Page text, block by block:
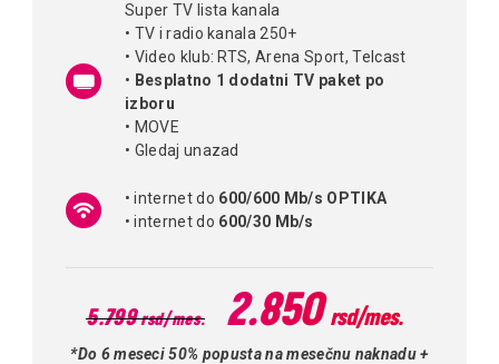
Super TV lista kanala
• TV i radio kanala 250+
• Video klub: RTS, Arena Sport, Telcast
• Besplatno 1 dodatni TV paket po
izboru
• MOVE
• Gledaj unazad
• internet do 600/600 Mb/s OPTIKA
• internet do 600/30 Mb/s
5.799rsd/mes. 2.850rsd/mes.
*Do 6 meseci 50% popusta na mesečnu naknadu +